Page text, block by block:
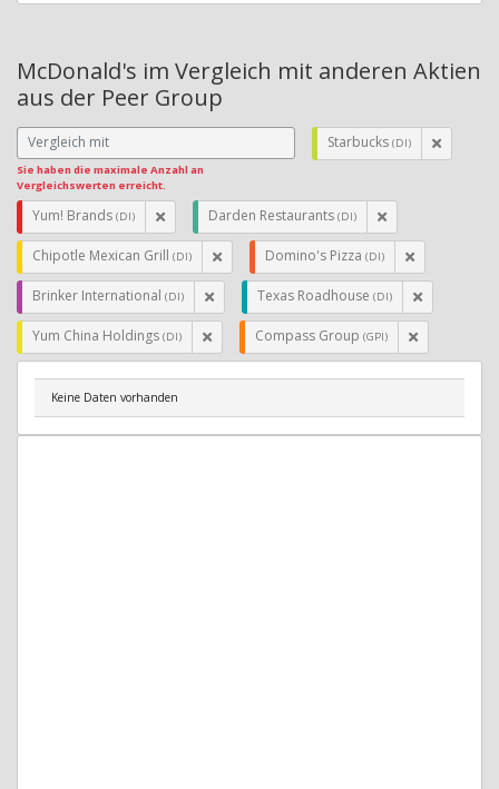
McDonald's im Vergleich mit anderen Aktien
aus der Peer Group
Sie haben die maximale Anzahl an
Vergleichswerten erreicht.
Starbucks (DI)
Yum! Brands (DI) Darden Restaurants (DI)
Chipotle Mexican Grill (DI) Domino's Pizza (DI)
Brinker International (DI) Texas Roadhouse (DI)
Yum China Holdings (DI) Compass Group (GPI)
Keine Daten vorhanden